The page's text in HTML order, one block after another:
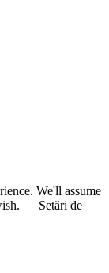
We'll assume
Setări de